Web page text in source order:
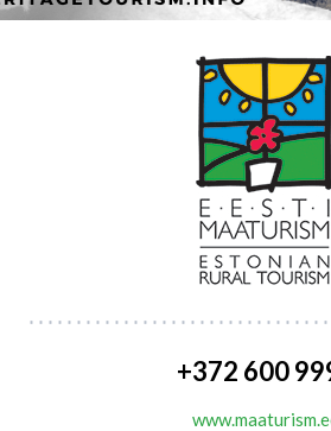
+372 600